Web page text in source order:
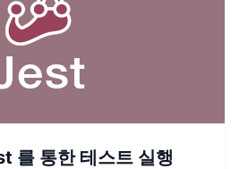
를 통한 테스트 실행